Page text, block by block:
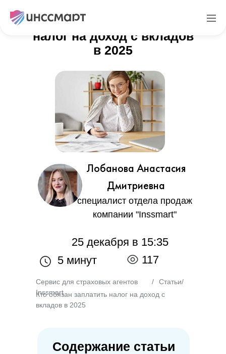
Кто обязан заплатить
налог на доход с вкладов
в 2025
117
Лобанова Анастасия
Дмитриевна
специалист отдела продаж
компании "Inssmart"
5 минут
25 декабря в 15:35
Сервис для страховых агентов
Inssmart
/ Статьи/
Кто обязан заплатить налог на доход с
вкладов в 2025
Содержание статьи